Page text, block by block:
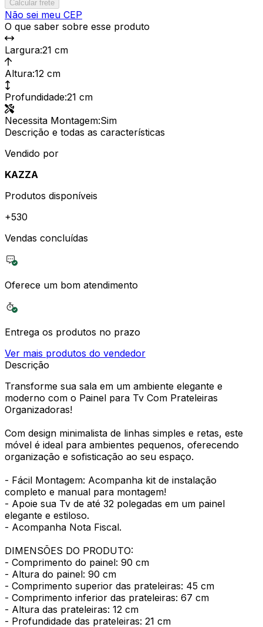
Calcular frete
Não sei meu CEP
O que saber sobre esse produto
Largura:21 cm
Altura:12 cm
Profundidade:21 cm
Necessita Montagem:Sim
Descrição e todas as características
Vendido por
KAZZA
Produtos disponíveis
+530
Vendas concluídas
Oferece um bom atendimento
Entrega os produtos no prazo
Ver mais produtos do vendedor
Descrição
Transforme sua sala em um ambiente elegante e
moderno com o Painel para Tv Com Prateleiras
Organizadoras!
Com design minimalista de linhas simples e retas, este
móvel é ideal para ambientes pequenos, oferecendo
organização e sofisticação ao seu espaço.
- Fácil Montagem: Acompanha kit de instalação
completo e manual para montagem!
- Apoie sua Tv de até 32 polegadas em um painel
elegante e estiloso.
- Acompanha Nota Fiscal.
DIMENSÕES DO PRODUTO:
- Comprimento do painel: 90 cm
- Altura do painel: 90 cm
- Comprimento superior das prateleiras: 45 cm
- Comprimento inferior das prateleiras: 67 cm
- Altura das prateleiras: 12 cm
- Profundidade das prateleiras: 21 cm